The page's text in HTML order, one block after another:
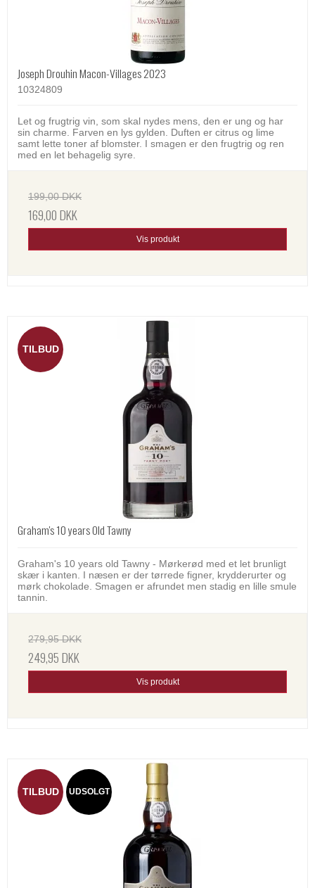
Joseph Drouhin Macon-Villages 2023
10324809
Let og frugtrig vin, som skal nydes mens, den er ung og har
sin charme. Farven en lys gylden. Duften er citrus og lime
samt lette toner af blomster. I smagen er den frugtrig og ren
med en let behagelig syre.
199,00 DKK
169,00 DKK
Vis produkt
TILBUD
Graham's 10 years Old Tawny
Graham's 10 years old Tawny - Mørkerød med et let brunligt
skær i kanten. I næsen er der tørrede figner, krydderurter og
mørk chokolade. Smagen er afrundet men stadig en lille smule
tannin.
279,95 DKK
249,95 DKK
Vis produkt
TILBUD UDSOLGT